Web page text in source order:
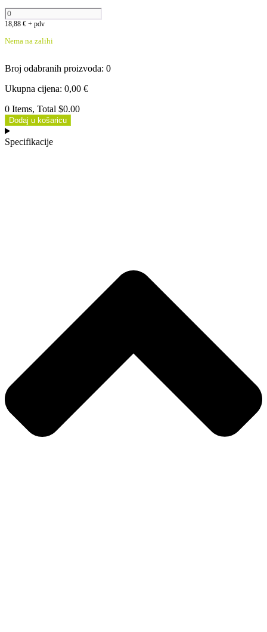
18,88 € + pdv
Nema na zalihi
Broj odabranih proizvoda: 0
Ukupna cijena: 0,00 €
0 Items, Total $0.00
Dodaj u košaricu
Specifikacije